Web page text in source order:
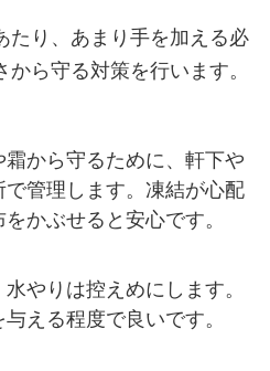
たり、あまり手を加える必
ら守る対策を行います。
から守るために、軒下や
管理します。凍結が心配
かぶせると安心です。
やりは控えめにします。
える程度で良いです。